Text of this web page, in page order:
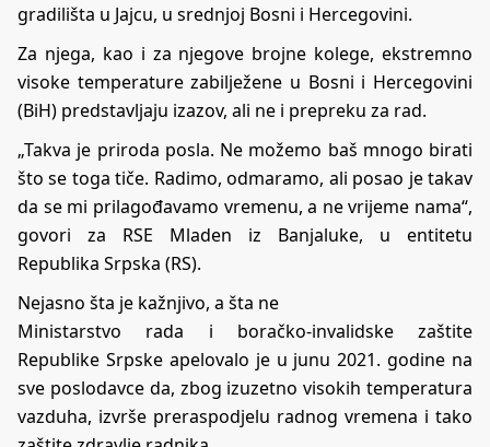
gradilišta u Jajcu, u srednjoj Bosni i Hercegovini.
Za njega, kao i za njegove brojne kolege, ekstremno
visoke temperature zabilježene u Bosni i Hercegovini
(BiH) predstavljaju izazov, ali ne i prepreku za rad.
„Takva je priroda posla. Ne možemo baš mnogo birati
što se toga tiče. Radimo, odmaramo, ali posao je takav
da se mi prilagođavamo vremenu, a ne vrijeme nama“,
govori za RSE Mladen iz Banjaluke, u entitetu
Republika Srpska (RS).
Nejasno šta je kažnjivo, a šta ne
Ministarstvo rada i boračko-invalidske zaštite
Republike Srpske apelovalo je u junu 2021. godine na
sve poslodavce da, zbog izuzetno visokih temperatura
vazduha, izvrše preraspodjelu radnog vremena i tako